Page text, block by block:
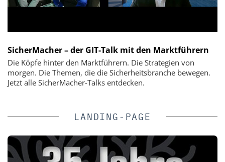
SicherMacher – der GIT-Talk mit den Marktführern
Die Köpfe hinter den Marktführern. Die Strategien von
morgen. Die Themen, die die Sicherheitsbranche bewegen.
Jetzt alle SicherMacher-Talks entdecken.
LANDING-PAGE